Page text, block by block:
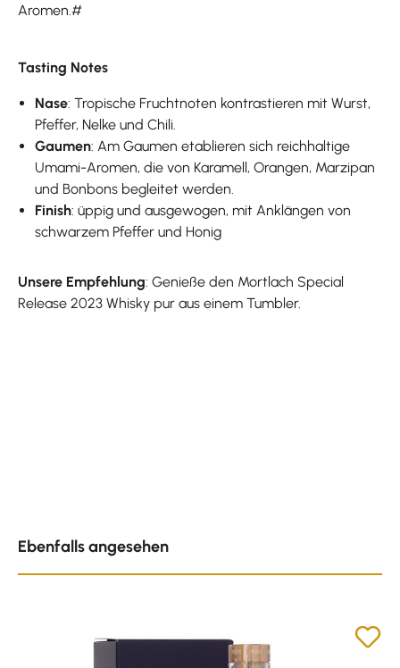
Aromen.#
Tasting Notes
Nase: Tropische Fruchtnoten kontrastieren mit Wurst,
Pfeffer, Nelke und Chili.
Gaumen: Am Gaumen etablieren sich reichhaltige
Umami-Aromen, die von Karamell, Orangen, Marzipan
und Bonbons begleitet werden.
Finish: üppig und ausgewogen, mit Anklängen von
schwarzem Pfeffer und Honig
Unsere Empfehlung: Genieße den Mortlach Special
Release 2023 Whisky pur aus einem Tumbler.
Ebenfalls angesehen